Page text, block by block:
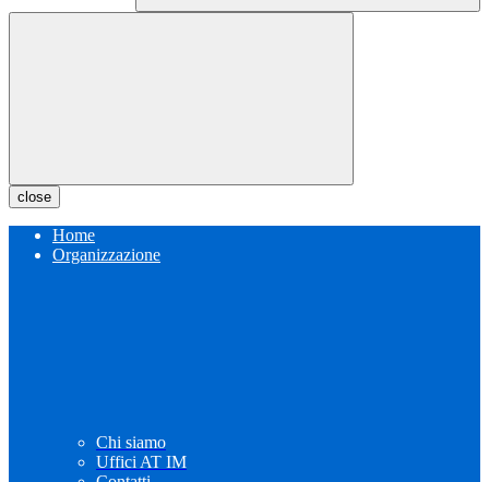
close
Home
Organizzazione
Chi siamo
Uffici AT IM